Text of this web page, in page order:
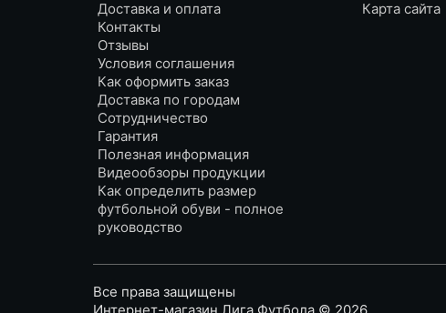
Доставка и оплата
Контакты
Отзывы
Условия соглашения
Как оформить заказ
Доставка по городам
Сотрудничество
Гарантия
Полезная информация
Видеообзоры продукции
Как определить размер
футбольной обуви - полное
руководство
Карта сайта
Все права защищены